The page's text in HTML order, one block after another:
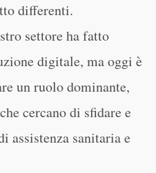
differenti.
settore ha fatto
digitale, ma oggi è
un ruolo dominante,
cercano di sfidare e
assistenza sanitaria e